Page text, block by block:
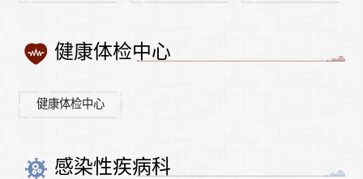
健康体检中心
健康体检中心
感染性疾病科